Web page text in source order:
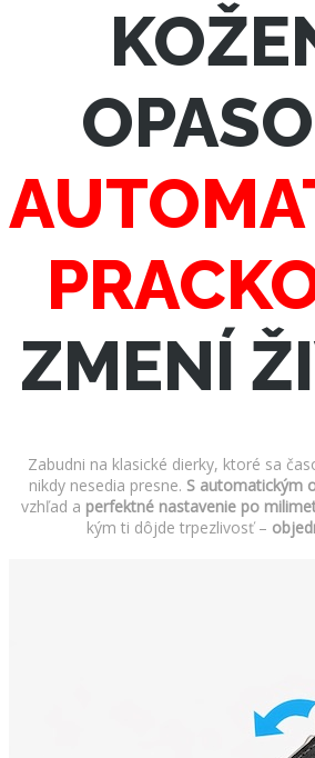
ZMENÍ
Zabudni na klasické dierky, ktoré sa
nikdy nesedia presne. S automatickým
vzhľad a perfektné nastavenie po
kým ti dôjde trpezlivosť –